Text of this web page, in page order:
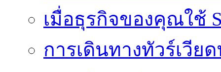
เมื่อธุรกิจของคุณใช้
การเดินทางทัวร์เวี